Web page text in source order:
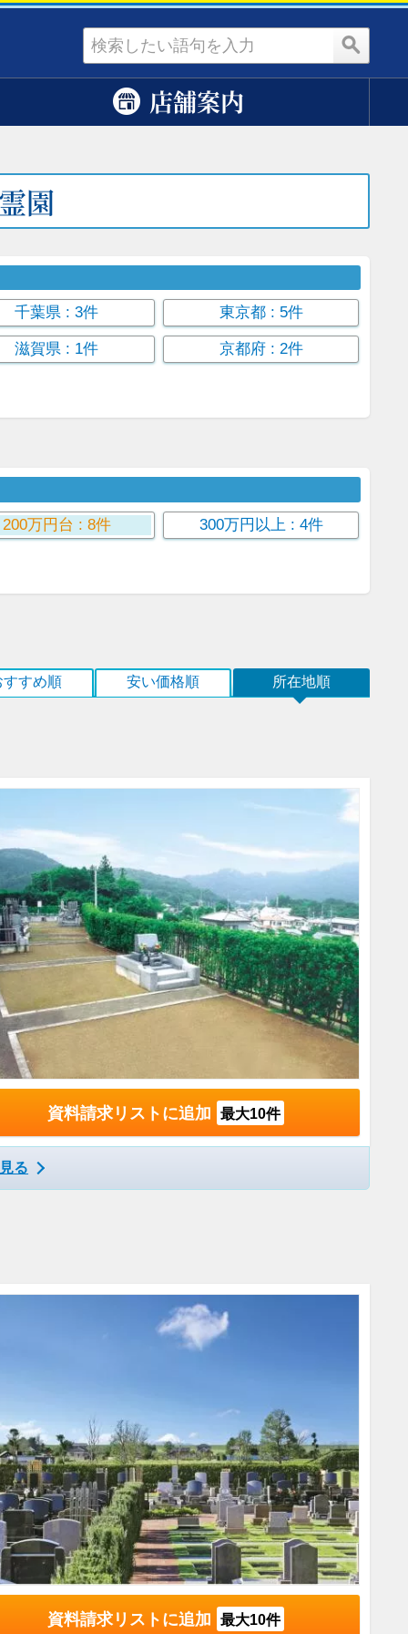
店舗案内
園
千葉県 : 3件 東京都: 5件
滋賀県 : 1件 京都府: 2件
200万円台 : 8件 300万円以上 : 4件
所在地順
安い価格順
すすめ順
資料請求リストに追加 最大10件
る
資料請求リストに追加 最大10件